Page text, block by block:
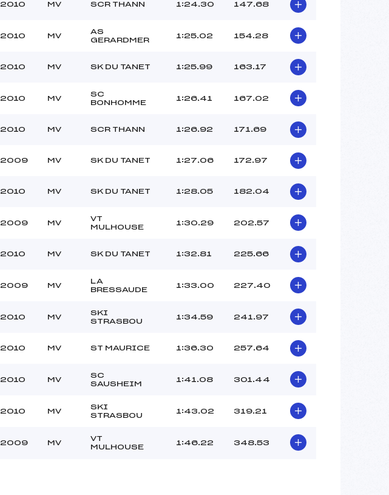
Température départ :
2010 MV SCR THANN 1:24.30 147.68
2010 MV
AS
GERARDMER
1:25.02 154.28
2010 MV SK DU TANET 1:25.99 163.17
2010 MV
SC
BONHOMME
1:26.41 167.02
2010 MV SCR THANN 1:26.92 171.69
2009 MV SK DU TANET 1:27.06 172.97
2010 MV SK DU TANET 1:28.05 182.04
2009 MV
VT
MULHOUSE
1:30.29 202.57
2010 MV SK DU TANET 1:32.81 225.66
2009 MV
LA
BRESSAUDE
1:33.00 227.40
2010 MV
SKI
STRASBOU
1:34.59 241.97
2010 MV ST MAURICE 1:36.30 257.64
2010 MV
SC
SAUSHEIM
1:41.08 301.44
2010 MV
SKI
STRASBOU
1:43.02 319.21
2009 MV
VT
MULHOUSE
1:46.22 348.53